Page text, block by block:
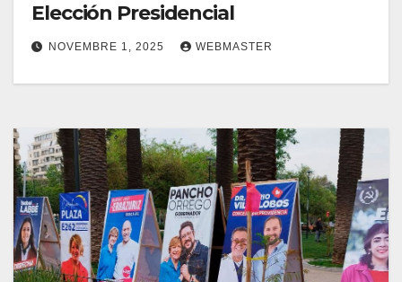
Elección Presidencial
NOVEMBRE 1, 2025 WEBMASTER